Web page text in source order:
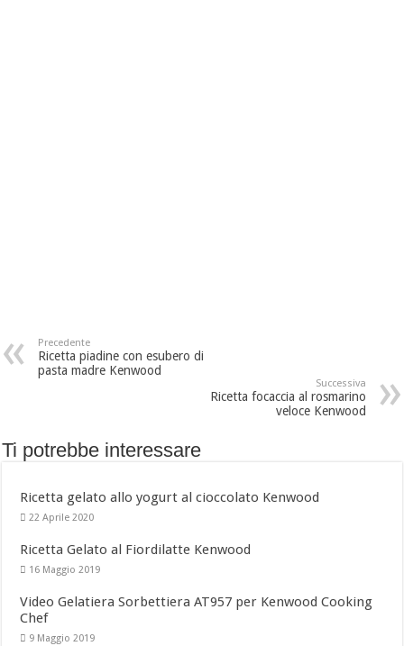
Precedente
Ricetta piadine con esubero di
pasta madre Kenwood
Successiva
Ricetta focaccia al rosmarino
veloce Kenwood
Ti potrebbe interessare
Ricetta gelato allo yogurt al cioccolato Kenwood
22 Aprile 2020
Ricetta Gelato al Fiordilatte Kenwood
16 Maggio 2019
Video Gelatiera Sorbettiera AT957 per Kenwood Cooking
Chef
9 Maggio 2019